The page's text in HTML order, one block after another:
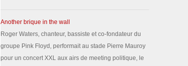
Another brique in the wall
Roger Waters, chanteur, bassiste et co-fondateur du
groupe Pink Floyd, performait au stade Pierre Mauroy
pour un concert XXL aux airs de meeting politique, le